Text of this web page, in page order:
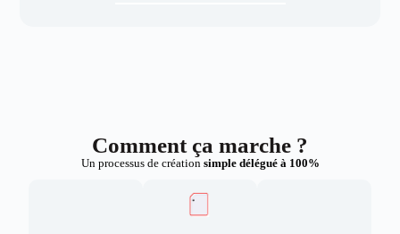
Comment ça marche ?
Un processus de création simple délégué à 100%